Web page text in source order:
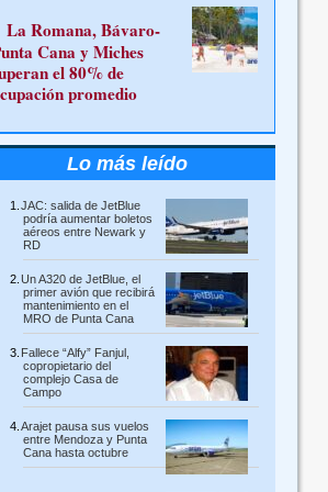
La Romana, Bávaro-
Cana y Miches
el 80% de
promedio
Lo más leído
JAC: salida de JetBlue
podría aumentar boletos
aéreos entre Newark y
RD
Un A320 de JetBlue, el
primer avión que recibirá
mantenimiento en el
MRO de Punta Cana
Fallece “Alfy” Fanjul,
copropietario del
complejo Casa de
Campo
Arajet pausa sus vuelos
entre Mendoza y Punta
Cana hasta octubre